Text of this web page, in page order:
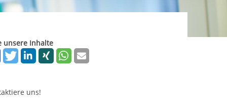
starten/stoppen
unsere Inhalte
uns!